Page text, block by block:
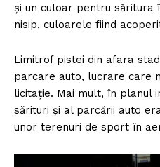
și un culoar pentru săritura
nisip, culoarele fiind
Limitrof pistei din afara
parcare auto, lucrare care
licitație. Mai mult, în planul
sărituri și al parcării auto
unor terenuri de sport în